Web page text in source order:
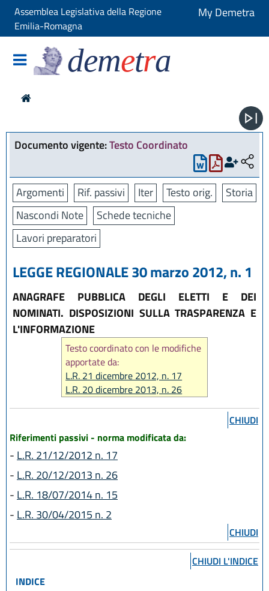
Assemblea Legislativa della Regione
Emilia-Romagna
My Demetra
demetra
Documento vigente:Testo Coordinato
Argomenti Rif. passivi Iter Testo orig.
Storia
Nascondi Note
Schede tecniche
Lavori preparatori
LEGGE REGIONALE 30 marzo 2012, n. 1
ANAGRAFE PUBBLICA DEGLI ELETTI E DEI
NOMINATI. DISPOSIZIONI SULLA TRASPARENZA E
L'INFORMAZIONE
Testo coordinato con le modifiche
apportate da:
L.R. 21 dicembre 2012, n. 17
L.R. 20 dicembre 2013, n. 26
CHIUDI
Riferimenti passivi - norma modificata da:
- L.R. 21/12/2012 n. 17
- L.R. 20/12/2013 n. 26
- L.R. 18/07/2014 n. 15
- L.R. 30/04/2015 n. 2
CHIUDI
CHIUDI L'INDICE
INDICE